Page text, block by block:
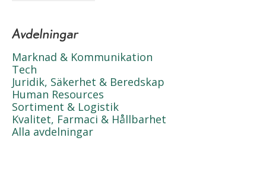
Avdelningar
Marknad & Kommunikation
Tech
Juridik, Säkerhet & Beredskap
Human Resources
Sortiment & Logistik
Kvalitet, Farmaci & Hållbarhet
Alla avdelningar